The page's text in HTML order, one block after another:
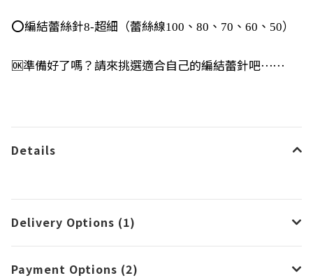
⭕️編結蕾絲針8-超細（蕾絲線100 、 80 、 70 、 60 、 50）
🆗準備好了嗎？請來挑選適合自己的編結蕾針吧⋯⋯
Details
Delivery Options (1)
Payment Options (2)